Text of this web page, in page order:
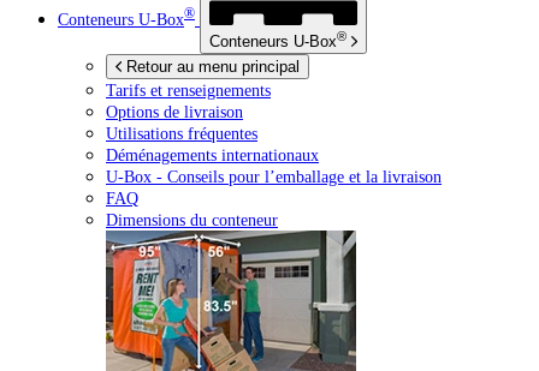
Conteneurs U-Box®
Conteneurs U-Box®
Retour au menu principal
Tarifs et renseignements
Options de livraison
Utilisations fréquentes
Déménagements internationaux
U-Box - Conseils pour l’emballage et la livraison
FAQ
Dimensions du conteneur